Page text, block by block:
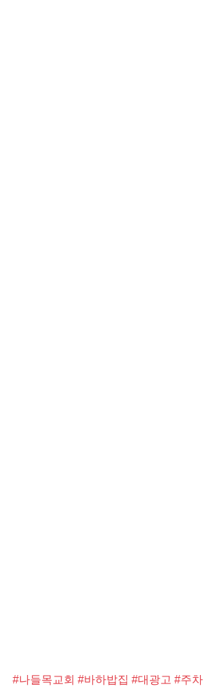
#나들목교회 #바하밥집 #대광고 #주차